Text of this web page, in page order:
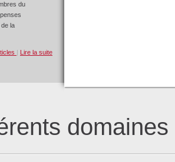
du
la
| Lire la suite